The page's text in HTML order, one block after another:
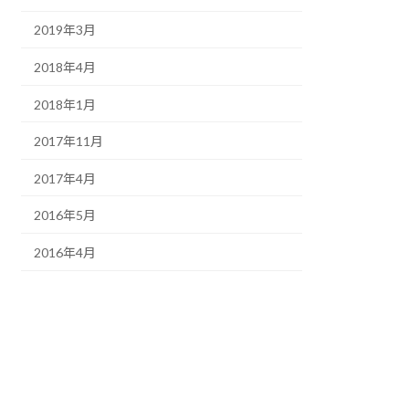
2019年3月
2018年4月
2018年1月
2017年11月
2017年4月
2016年5月
2016年4月